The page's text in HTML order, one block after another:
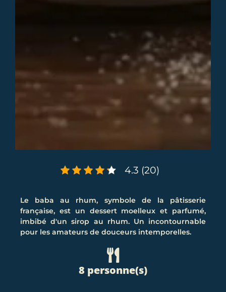
4.3 (20)
Le baba au rhum, symbole de la pâtisserie
française, est un dessert moelleux et parfumé,
imbibé d'un sirop au rhum. Un incontournable
pour les amateurs de douceurs intemporelles.
8 personne(s)